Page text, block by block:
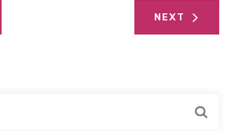
NEXT